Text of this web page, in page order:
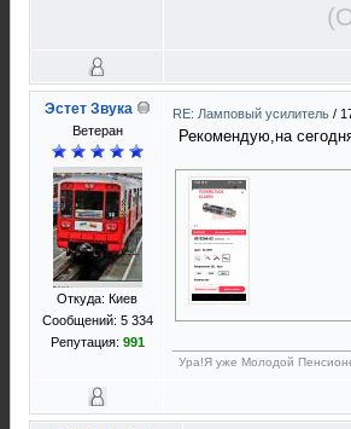
Эстет Звука
Ветеран
Откуда: Киев
Сообщений: 5 334
Репутация: 991
RE: Ламповый усилитель /
Рекомендую,на
Ура!Я уже Молодой